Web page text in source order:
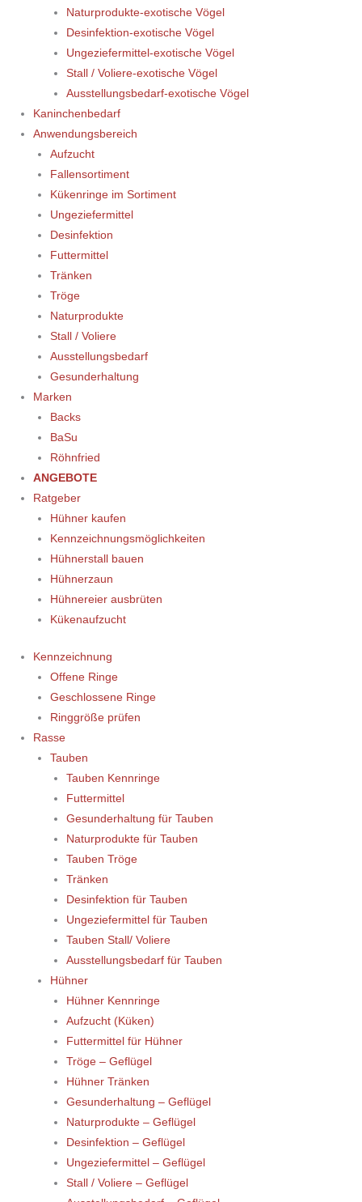
Naturprodukte-exotische Vögel
Desinfektion-exotische Vögel
Ungeziefermittel-exotische Vögel
Stall / Voliere-exotische Vögel
Ausstellungsbedarf-exotische Vögel
Kaninchenbedarf
Anwendungsbereich
Aufzucht
Fallensortiment
Kükenringe im Sortiment
Ungeziefermittel
Desinfektion
Futtermittel
Tränken
Tröge
Naturprodukte
Stall / Voliere
Ausstellungsbedarf
Gesunderhaltung
Marken
Backs
BaSu
Röhnfried
ANGEBOTE
Ratgeber
Hühner kaufen
Kennzeichnungsmöglichkeiten
Hühnerstall bauen
Hühnerzaun
Hühnereier ausbrüten
Kükenaufzucht
Kennzeichnung
Offene Ringe
Geschlossene Ringe
Ringgröße prüfen
Rasse
Tauben
Tauben Kennringe
Futtermittel
Gesunderhaltung für Tauben
Naturprodukte für Tauben
Tauben Tröge
Tränken
Desinfektion für Tauben
Ungeziefermittel für Tauben
Tauben Stall/ Voliere
Ausstellungsbedarf für Tauben
Hühner
Hühner Kennringe
Aufzucht (Küken)
Futtermittel für Hühner
Tröge – Geflügel
Hühner Tränken
Gesunderhaltung – Geflügel
Naturprodukte – Geflügel
Desinfektion – Geflügel
Ungeziefermittel – Geflügel
Stall / Voliere – Geflügel